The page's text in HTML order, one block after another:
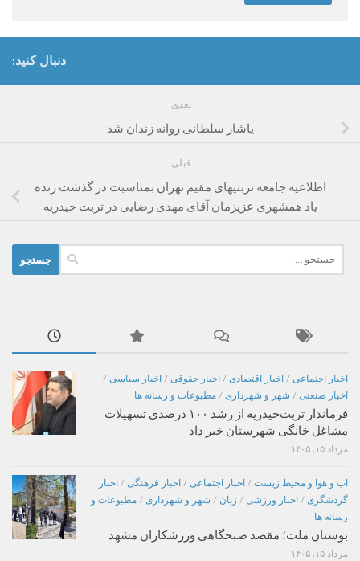
دنبال کنید:
بعدی
یاشار سلطانی روانه زندان شد
قبلی
اطلاعیه جامعه تربتیهای مقیم تهران بمناسبت در گذشت زنده
یاد همشهری عزیزمان آقای مهدی رضایی در تربت حیدریه
برای:
اخبار اجتماعی / اخبار اقتصادی / اخبار حقوقی / اخبار سیاسی /
اخبار صنعتی / شهر و شهرداری / مطبوعات و رسانه ها
فرماندار تربت‌حیدریه از رشد ۱۰۰ درصدی تسهیلات
مشاغل خانگی شهرستان خبر داد
مرداد ۱۵, ۱۴۰۵
اب و هوا و محیط زیست / اخبار اجتماعی / اخبار فرهنگی / اخبار
گردشگری / اخبار ورزشی / زنان / شهر و شهرداری / مطبوعات و
رسانه ها
بوستان ملت؛ مقصد صبحگاهی ورزشکاران مشهد
مرداد ۱۵, ۱۴۰۵